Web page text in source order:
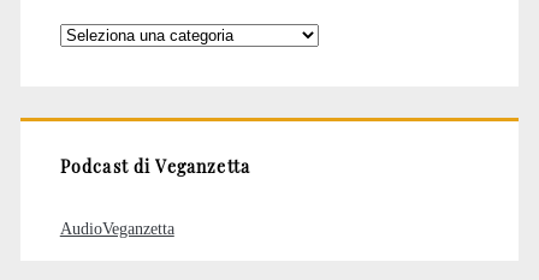
Categorie
Podcast di Veganzetta
AudioVeganzetta